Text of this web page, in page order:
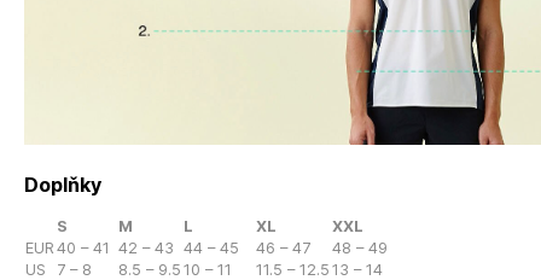
Doplňky
S M L XL
XXL
EUR 40 – 41 42 – 43 44 – 45 46 – 47
48 – 49
US
7 – 8 8.5 – 9.5 10 – 11 11.5 – 12.5 13 – 14